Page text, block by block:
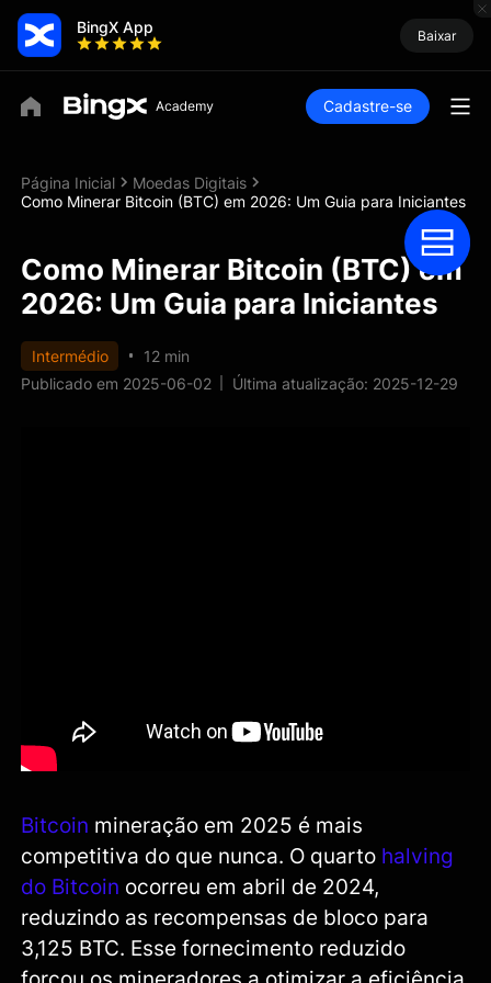
BingX App Baixar
Cadastre-se
Página Inicial
Moedas Digitais
Como Minerar Bitcoin (BTC) em 2026: Um Guia para Iniciantes
Como Minerar Bitcoin (BTC) em
2026: Um Guia para Iniciantes
Intermédio
12 min
Publicado em 2025-06-02
Última atualização: 2025-12-29
Bitcoin mineração em 2025 é mais
competitiva do que nunca. O quarto halving
do Bitcoin ocorreu em abril de 2024,
reduzindo as recompensas de bloco para
3,125 BTC. Esse fornecimento reduzido